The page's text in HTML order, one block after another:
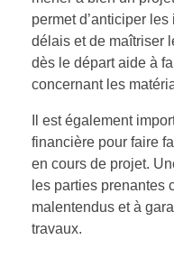
permet d’anticiper
délais et de maîtriser
dès le départ aide à
concernant les
Il est également
financière pour faire
en cours de projet.
les parties prenantes
malentendus et à
travaux.